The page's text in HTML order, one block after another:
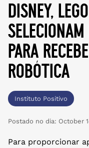
disney,
para
robótica
Instituto Positivo
Postado no dia: October
Para proporcionar